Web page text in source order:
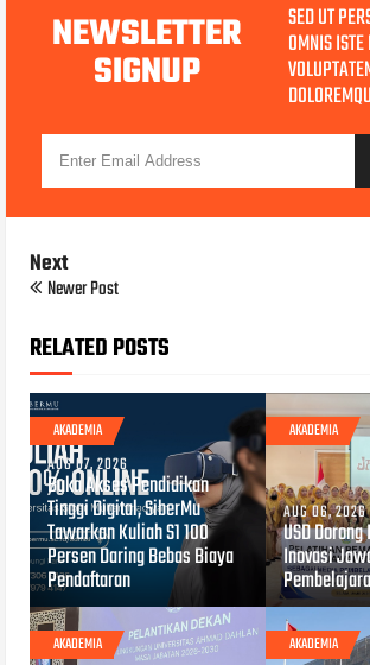
NEWSLETTER
SIGNUP
SED UT
OMNIS
Next
Newer Post
RELATED POSTS
AKADEMIA
AUG 07, 2026
Buka Akses Pendidikan
Tinggi Digital, SiberMu
Tawarkan Kuliah S1 100
Persen Daring Bebas Biaya
Pendaftaran
AKADEMIA
AUG 06, 2026
USD
Inovasi
AKADEMIA AKADEMIA